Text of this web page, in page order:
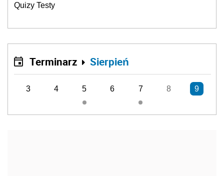
Quizy Testy
Terminarz Sierpień
3 4 5 6 7 8 9